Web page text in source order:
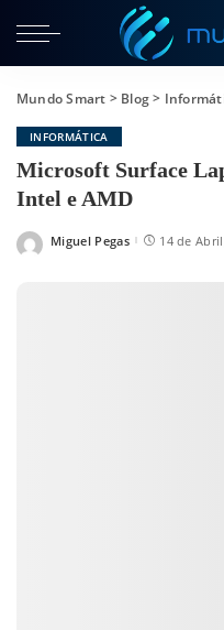
Mundo Smart > Blog>
INFORMÁTICA
Microsoft Surface
Intel e AMD
Posted
Miguel Pegas 14 de